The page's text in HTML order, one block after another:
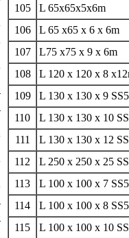
105
L 65x65x5x6m
106
L 65 x65 x 6 x 6m
107
L75 x75 x 9 x 6m
108
L 120 x 120 x 8
109
L 130 x 130 x 9
110
L 130 x 130 x 10
111
L 130 x 130 x 12
112
L 250 x 250 x 25
113
L 100 x 100 x 7
114
L 100 x 100 x 8
115
L 100 x 100 x 10